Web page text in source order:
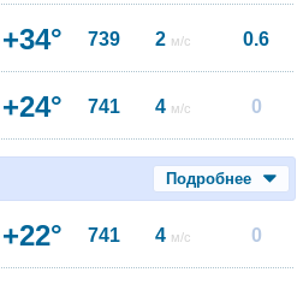
+34° 739 2 м/с 0.6
+24° 741 4 м/с 0
Подробнее
+22° 741 4 м/с 0